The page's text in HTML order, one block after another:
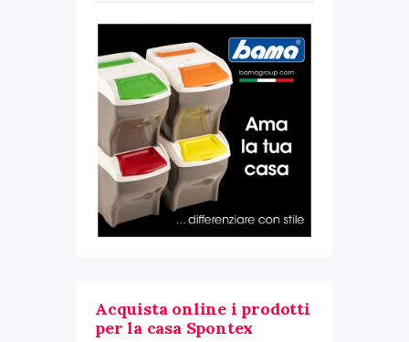
Acquista online i prodotti
per la casa Spontex